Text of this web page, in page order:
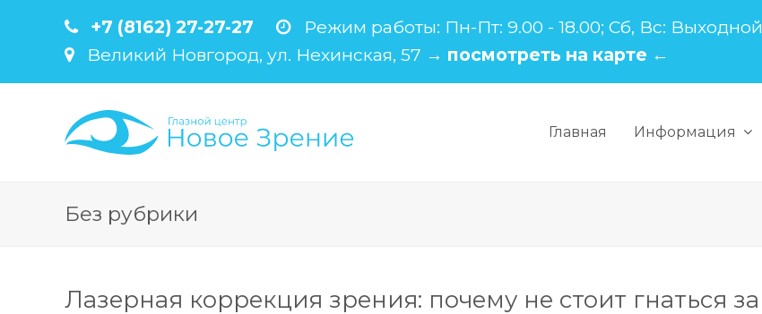
+7 (8162) 27-27-27
Режим работы: Пн-Пт: 9.00 - 18.00; Сб, Вс: Выходной
Великий Новгород, ул. Нехинская, 57 → посмотреть на карте ←
Главная Информация
Без рубрики
Лазерная коррекция зрения: почему не стоит гнаться за